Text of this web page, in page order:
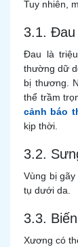
Tuy nhiên,
3.1.
Đau là
thường dữ
bị thương.
thể trầm
cảnh báo
kịp thời.
3.2.
Vùng bị
tụ dưới da.
3.3.
Xương có